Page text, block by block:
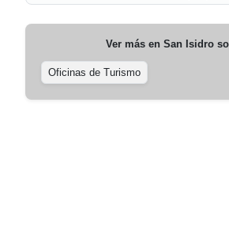
Ver más en San Isidro
Oficinas de Turismo